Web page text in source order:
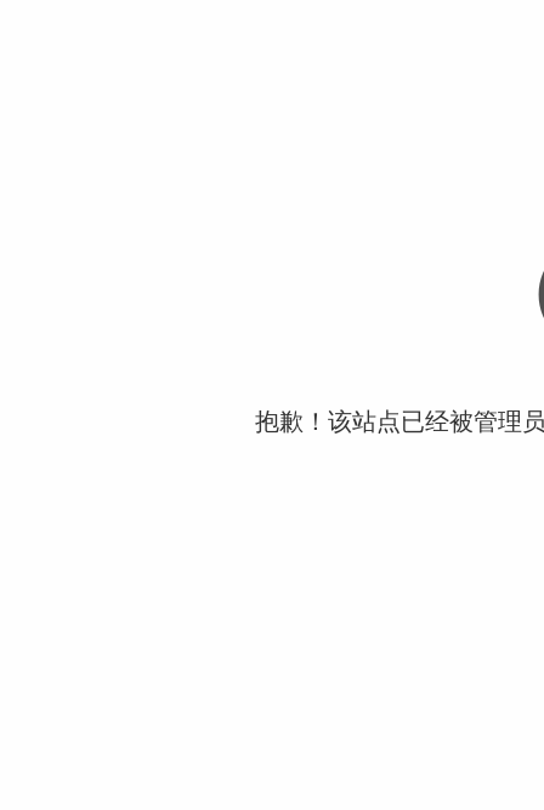
抱歉！该站点已经被管理